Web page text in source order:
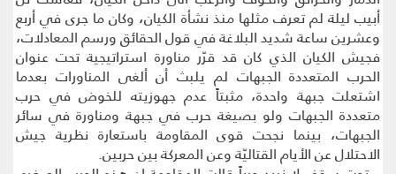
أبيب ليلة لم تعرف مثلها منذ نشأة الكيان، وكان ما جرى في أربع
وعشرين ساعة شديد البلاغة في قول الحقائق ورسم المعادلات،
فجيش الكيان الذي كان قد قرّر مناورة استراتيجية تحت عنوان
الحرب المتعددة الجبهات لم يلبث أن ألغى المناورات بعدما
اشتعلت جبهة واحدة، مثبتاً عدم جهوزيته للخوض في حرب
متعددة الجبهات ولو بصيغة حرب في جبهة ومناورة في سائر
الجبهات، بينما نجحت قوى المقاومة باستعارة نظرية جيش
الاحتلال عن الأيام القتاليّة وعن المعركة بين حربين.